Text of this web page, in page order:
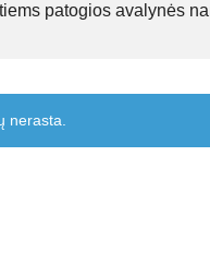
patogios avalynės
nerasta.